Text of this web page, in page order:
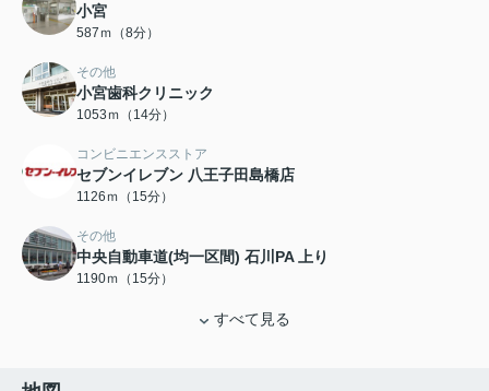
小宮
587ｍ（8分）
その他
小宮歯科クリニック
1053ｍ（14分）
コンビニエンスストア
セブンイレブン 八王子田島橋店
1126ｍ（15分）
その他
中央自動車道(均一区間) 石川PA 上り
1190ｍ（15分）
すべて見る